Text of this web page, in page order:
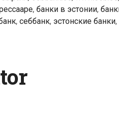
, банки в эстонии,
, себбанк, эстонские банки,